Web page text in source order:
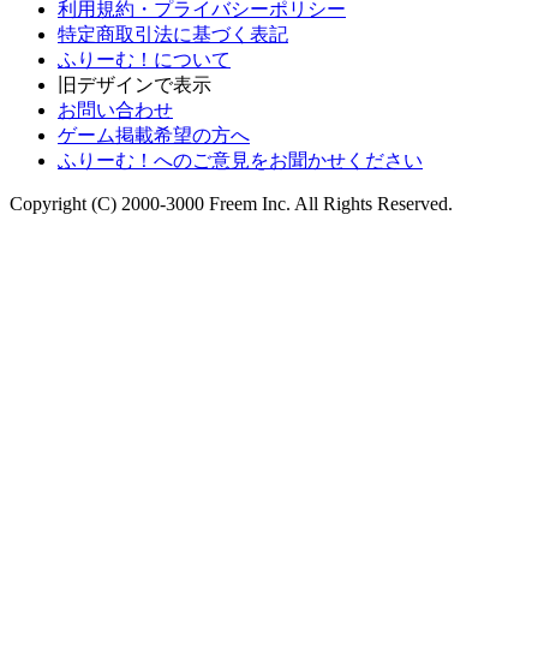
利用規約・プライバシーポリシー
特定商取引法に基づく表記
ふりーむ！について
旧デザインで表示
お問い合わせ
ゲーム掲載希望の方へ
ふりーむ！へのご意見をお聞かせください
Copyright (C) 2000-3000 Freem Inc. All Rights Reserved.